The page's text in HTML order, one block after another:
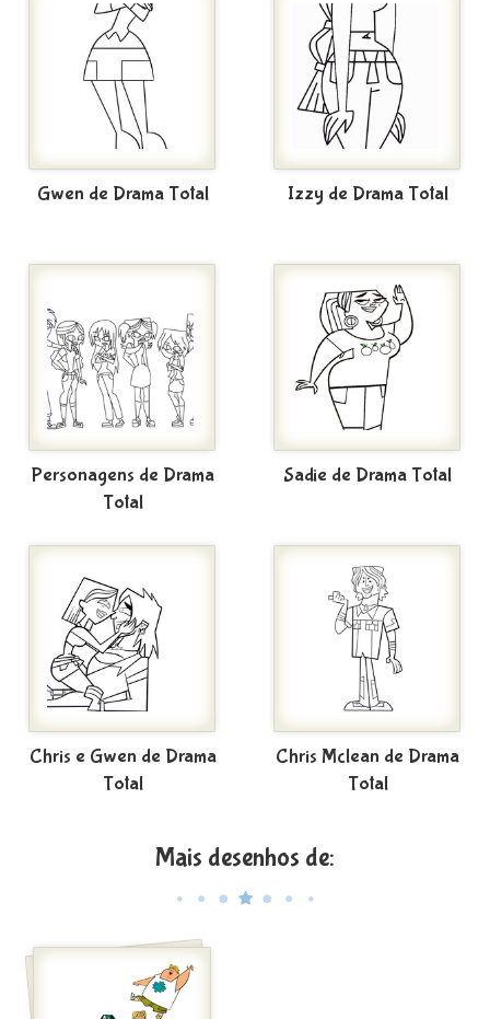
Gwen de Drama Total Izzy de Drama Total
Personagens de Drama
Total
Sadie de Drama Total
Chris e Gwen de Drama
Total
Chris Mclean de Drama
Total
Mais desenhos de: